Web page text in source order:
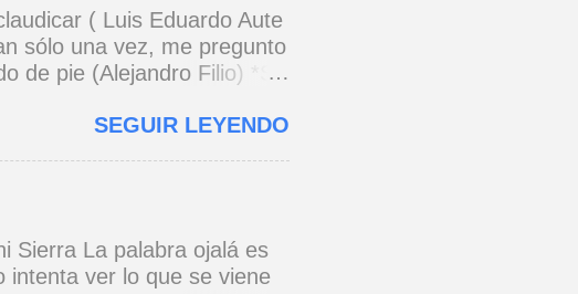
y con señales con
sin preguntas sé
( Luis Eduardo Aute
sólo una vez, me pregunto
de pie (Alejandro Filio) *Si
amor con su ciencia nos
dentro de uno.
*Cuando un amigo se va,
con las piedras del hastío.
SEGUIR LEYENDO
Sierra La palabra ojalá es
intenta ver lo que se viene